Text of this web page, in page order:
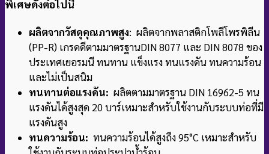
พิเศษดังต่อไปนี้
ผลิตจากวัสดุคุณภาพสูง: ผลิตจากพลาสติกโพลีโพรพิลีน
(PP-R) เกรดดีตามมาตรฐานDIN 8077 และ DIN 8078 ของ
ประเทศเยอรมนี ทนทาน แข็งแรง ทนแรงดัน ทนความร้อน
และไม่เป็นสนิม
ทนทานต่อแรงดัน: ผลิตตามมาตรฐาน DIN 16962-5 ทน
แรงดันได้สูงสุด 20 บาร์เหมาะสำหรับใช้งานกับระบบท่อที่มี
แรงดันสูง
ทนความร้อน: ทนความร้อนได้สูงถึง 95°C เหมาะสำหรับ